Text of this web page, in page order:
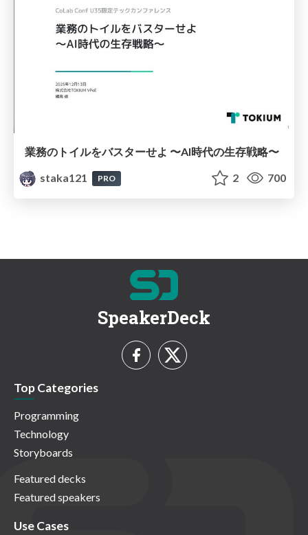
業務のトイルをバスターせよ 〜AI時代の生存戦略〜
staka121
PRO 2 700
SpeakerDeck
Top Categories
Programming
Technology
Storyboards
Featured decks
Featured speakers
Use Cases